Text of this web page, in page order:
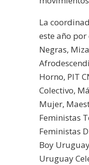
La
este año por
Negras,
Horno, PIT
Colectivo,
Mujer,
Feministas
Feministas
Boy
Uruguay